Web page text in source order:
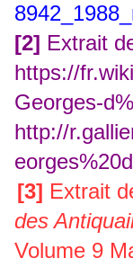
[2] Extrait
https://
Georges-
http://
[3] Extrait
des
Volume 9